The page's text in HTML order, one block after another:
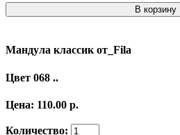
В корзину
Мандула классик от_Fila
Цвет 068 ..
Цена: 110.00 р.
Количество: